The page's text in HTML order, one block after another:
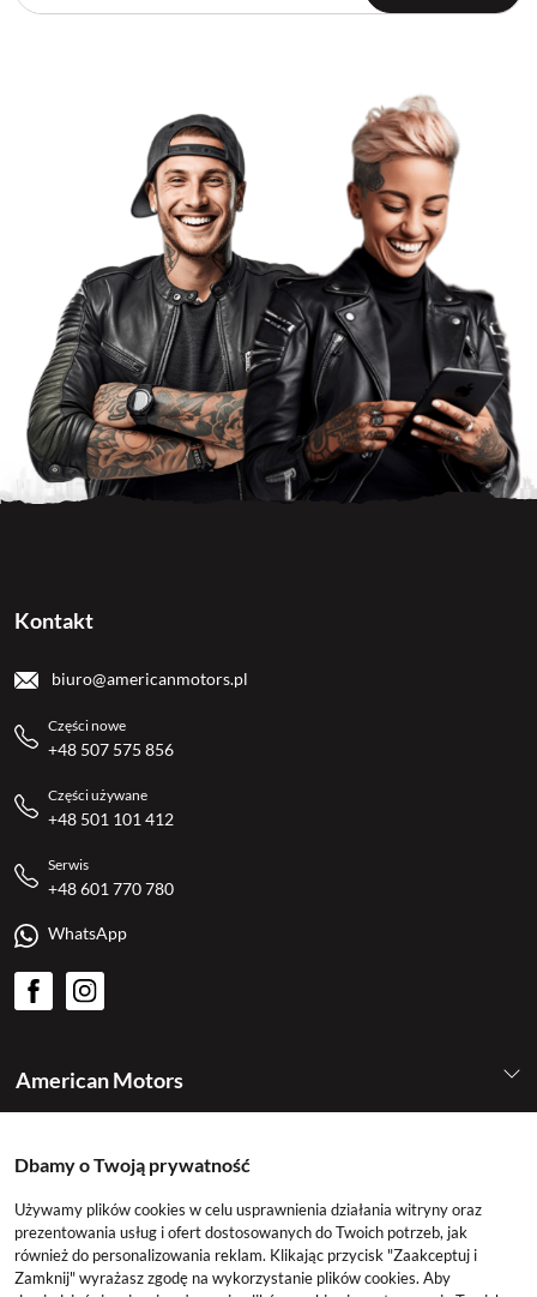
American Motors
Kategorie
Konto
Kontakt
biuro@americanmotors.pl
Części nowe
+48 507 575 856
Części używane
+48 501 101 412
Serwis
+48 601 770 780
WhatsApp
Dbamy o Twoją prywatność
Używamy plików cookies w celu usprawnienia działania witryny oraz
prezentowania usług i ofert dostosowanych do Twoich potrzeb, jak
również do personalizowania reklam. Klikając przycisk "Zaakceptuj i
Zamknij" wyrażasz zgodę na wykorzystanie plików cookies. Aby